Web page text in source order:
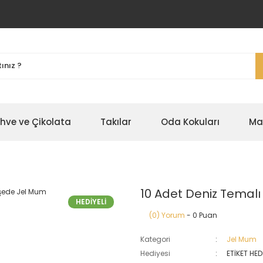
ve Çikolata Takılar Oda Kokuları
HEDİYELİ 10 Adet Deniz
(0) Yorum - 0 Puan
Kategori
Jel Mum
Hediyesi
ETİKET